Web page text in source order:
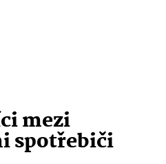
mezi
spotřebiči